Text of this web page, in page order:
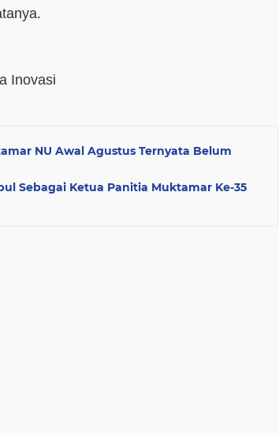
Inovasi
NU Awal Agustus Ternyata Belum
Sebagai Ketua Panitia Muktamar Ke-35